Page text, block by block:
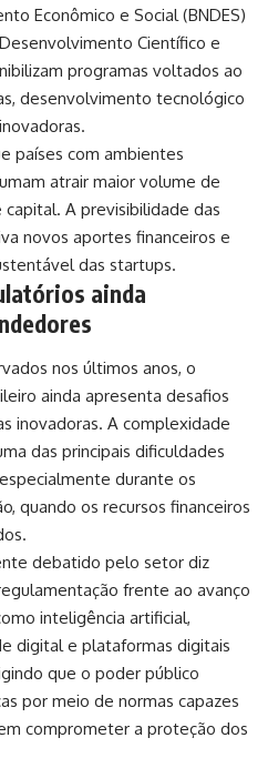
Econômico e Social (BNDES)
Científico e
programas voltados ao
desenvolvimento tecnológico
países com ambientes
atrair maior volume de
A previsibilidade das
novos aportes financeiros e
das startups.
ainda
nos últimos anos, o
ainda apresenta desafios
inovadoras. A complexidade
das principais dificuldades
durante os
quando os recursos financeiros
debatido pelo setor diz
frente ao avanço
inteligência artificial,
digital e plataformas digitais
que o poder público
por meio de normas capazes
comprometer a proteção dos